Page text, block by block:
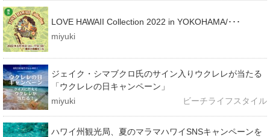
LOVE HAWAII Collection 2022 in YOKOHAMA/･･･
miyuki
ジェイク・シマブクロ氏のサイン入りウクレレが当たる
「ウクレレの日キャンペーン」
miyuki
ビーチライフスタイル
ハワイ州観光局、夏のマラマハワイSNSキャンペーンを